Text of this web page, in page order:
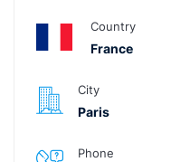
Country
France
City
Paris
Phone